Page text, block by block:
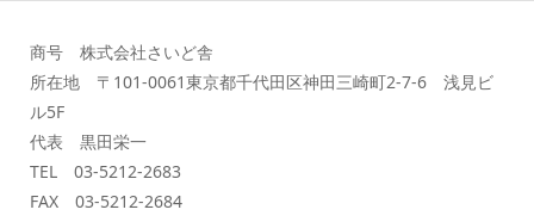
商号 株式会社さいど舎
所在地 〒101-0061東京都千代田区神田三崎町2-7-6 浅見ビ
ル5F
代表 黒田栄一
TEL 03-5212-2683
FAX 03-5212-2684